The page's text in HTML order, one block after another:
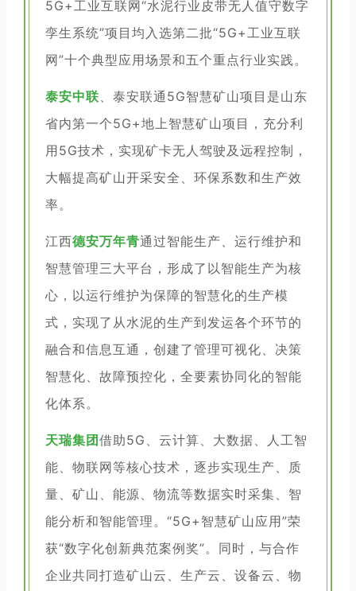
5G+工业互联网“水泥行业皮带无人值守数字
孪生系统”项目均入选第二批“5G+工业互联
网”十个典型应用场景和五个重点行业实践。
泰安中联 、泰安联通5G智慧矿山项目是山东
省内第一个5G+地上智慧矿山项目，充分利
用5G技术，实现矿卡无人驾驶及远程控制，
大幅提高矿山开采安全、环保系数和生产效
率。
江西德安万年青通过智能生产、运行维护和
智慧管理三大平台，形成了以智能生产为核
心，以运行维护为保障的智慧化的生产模
式，实现了从水泥的生产到发运各个环节的
融合和信息互通，创建了管理可视化、决策
智慧化、故障预控化，全要素协同化的智能
化体系。
天瑞集团借助5G、云计算、大数据、人工智
能、物联网等核心技术，逐步实现生产、质
量、矿山、能源、物流等数据实时采集、智
能分析和智能管理。“5G+智慧矿山应用”荣
获“数字化创新典范案例奖”。同时，与合作
企业共同打造矿山云、生产云、设备云、物